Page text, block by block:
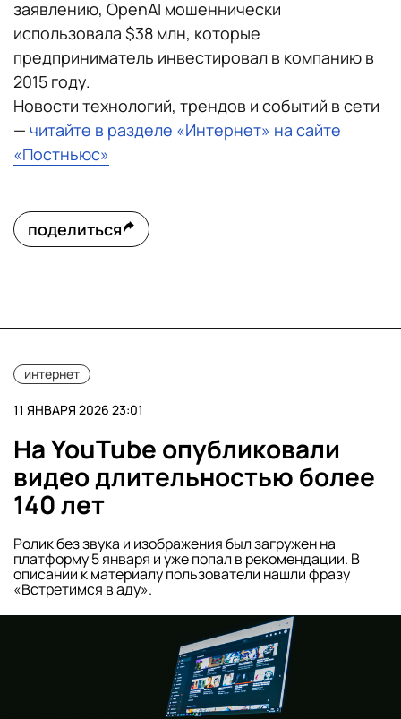
заявлению, OpenAI мошеннически
использовала $38 млн, которые
предприниматель инвестировал в компанию в
2015 году.
Новости технологий, трендов и событий в сети
— читайте в разделе «Интернет» на сайте
«Постньюс»
поделиться
интернет
11 ЯНВАРЯ 2026 23:01
На YouTube опубликовали
видео длительностью более
140 лет
Ролик без звука и изображения был загружен на
платформу 5 января и уже попал в рекомендации. В
описании к материалу пользователи нашли фразу
«Встретимся в аду».